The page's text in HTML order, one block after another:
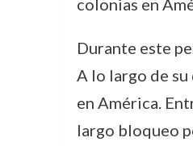
colonias en
Durante este
A lo largo de
en América.
largo bloqueo